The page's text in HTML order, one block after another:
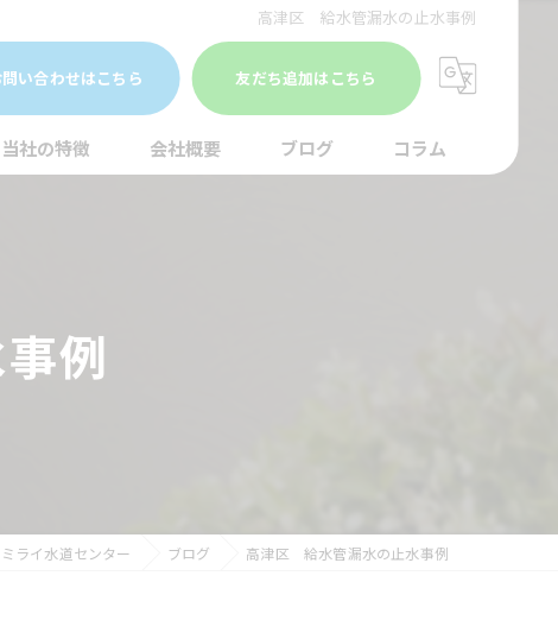
高津区 給水管漏水の止水事例
い合わせはこちら 友だち追加はこちら
当社の特徴
給湯器
会社概要 ブログ コラム
例
ライ水道センター ブログ 高津区 給水管漏水の止水事例